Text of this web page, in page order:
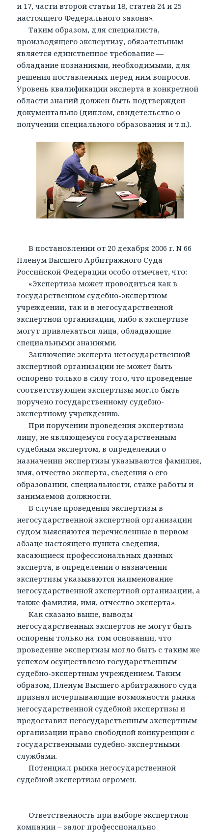
и 17, части второй статьи 18, статей 24 и 25
настоящего Федерального закона».
Таким образом, для специалиста,
производящего экспертизу, обязательным
является единственное требование —
обладание познаниями, необходимыми, для
решения поставленных перед ним вопросов.
Уровень квалификации эксперта в конкретной
области знаний должен быть подтвержден
документально (диплом, свидетельство о
получении специального образования и т.п.).
В постановлении от 20 декабря 2006 г. N 66
Пленум Высшего Арбитражного Суда
Российской Федерации особо отмечает, что:
«Экспертиза может проводиться как в
государственном судебно-экспертном
учреждении, так и в негосударственной
экспертной организации, либо к экспертизе
могут привлекаться лица, обладающие
специальными знаниями.
Заключение эксперта негосударственной
экспертной организации не может быть
оспорено только в силу того, что проведение
соответствующей экспертизы могло быть
поручено государственному судебно-
экспертному учреждению.
При поручении проведения экспертизы
лицу, не являющемуся государственным
судебным экспертом, в определении о
назначении экспертизы указываются фамилия,
имя, отчество эксперта, сведения о его
образовании, специальности, стаже работы и
занимаемой должности.
В случае проведения экспертизы в
негосударственной экспертной организации
судом выясняются перечисленные в первом
абзаце настоящего пункта сведения,
касающиеся профессиональных данных
эксперта, в определении о назначении
экспертизы указываются наименование
негосударственной экспертной организации, а
также фамилия, имя, отчество эксперта».
Как сказано выше, выводы
негосударственных экспертов не могут быть
оспорены только на том основании, что
проведение экспертизы могло быть с таким же
успехом осуществлено государственным
судебно-экспертным учреждением. Таким
образом, Пленум Высшего арбитражного суда
признал исчерпывающие возможности рынка
негосударственной судебной экспертизы и
предоставил негосударственным экспертным
организации право свободной конкуренции с
государственными судебно-экспертными
службами.
Потенциал рынка негосударственной
судебной экспертизы огромен.
Ответственность при выборе экспертной
компании – залог профессионально